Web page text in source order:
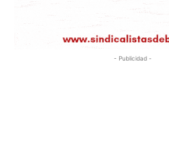
- Publicidad -